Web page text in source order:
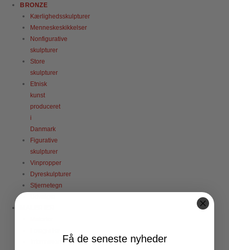
BRONZE
Kærlighedsskulpturer
Menneskeskikkelser
Nonfigurative
skulpturer
Store
skulpturer
Etnisk
kunst
produceret
i
Danmark
Figurative
skulpturer
Vinpropper
Dyreskulpturer
Stjernetegn
Få de seneste nyheder